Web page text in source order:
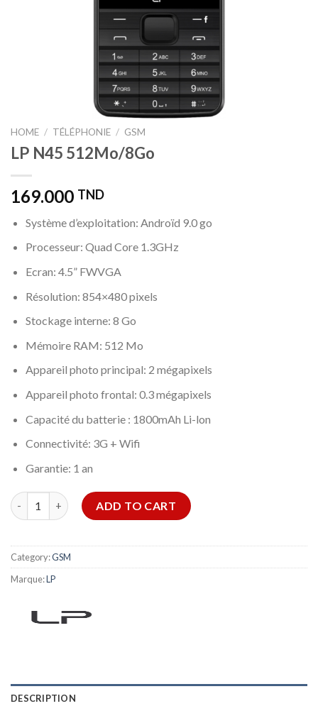
HOME / TÉLÉPHONIE / GSM
LP N45 512Mo/8Go
169.000 TND
Système d’exploitation: Androïd 9.0 go
Processeur: Quad Core 1.3GHz
Ecran: 4.5” FWVGA
Résolution: 854×480 pixels
Stockage interne: 8 Go
Mémoire RAM: 512 Mo
Appareil photo principal: 2 mégapixels
Appareil photo frontal: 0.3 mégapixels
Capacité du batterie : 1800mAh Li-lon
Connectivité: 3G + Wifi
Garantie: 1 an
LP N45 512Mo/8Go quantity
ADD TO CART
Category:GSM
Marque:LP
DESCRIPTION